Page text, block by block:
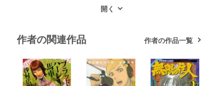
作者の関連作品 作者の作品一覧